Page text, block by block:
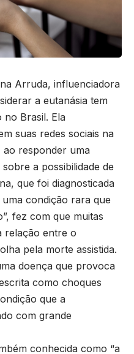
Arruda, influenciadora
a eutanásia tem
no Brasil. Ela
suas redes sociais na
ao responder uma
a possibilidade de
que foi diagnosticada
condição rara que
fez com que muitas
relação entre o
pela morte assistida.
doença que provoca
como choques
que a
com grande
conhecida como “a